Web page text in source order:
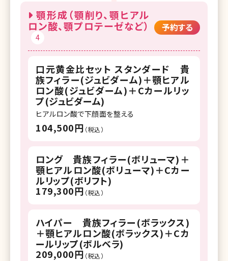
顎形成（顎削り、顎ヒアル
ロン酸、顎プロテーゼなど）
4
予約する
口元黄金比セット スタンダード 貴
族フィラー(ジュビダーム)＋顎ヒアル
ロン酸(ジュビダーム)＋Cカールリッ
プ(ジュビダーム)
ヒアルロン酸で下顔面を整える
104,500円 （税込）
ロング 貴族フィラー(ボリューマ)＋
顎ヒアルロン酸(ボリューマ)＋Cカー
ルリップ(ボリフト)
179,300円 （税込）
ハイパー 貴族フィラー(ボラックス)
＋顎ヒアルロン酸(ボラックス)＋Cカ
ールリップ(ボルベラ)
209,000円 （税込）